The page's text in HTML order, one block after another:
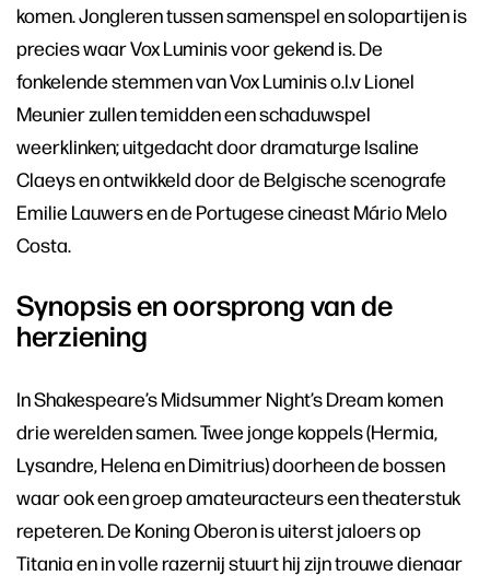
komen. Jongleren tussen samenspel en solopartijen is
precies waar Vox Luminis voor gekend is. De
fonkelende stemmen van Vox Luminis o.l.v Lionel
Meunier zullen temidden een schaduwspel
weerklinken; uitgedacht door dramaturge Isaline
Claeys en ontwikkeld door de Belgische scenografe
Emilie Lauwers en de Portugese cineast Mário Melo
Costa.
Synopsis en oorsprong van de
herziening
In Shakespeare’s Midsummer Night’s Dream komen
drie werelden samen. Twee jonge koppels (Hermia,
Lysandre, Helena en Dimitrius) doorheen de bossen
waar ook een groep amateuracteurs een theaterstuk
repeteren. De Koning Oberon is uiterst jaloers op
Titania en in volle razernij stuurt hij zijn trouwe dienaar